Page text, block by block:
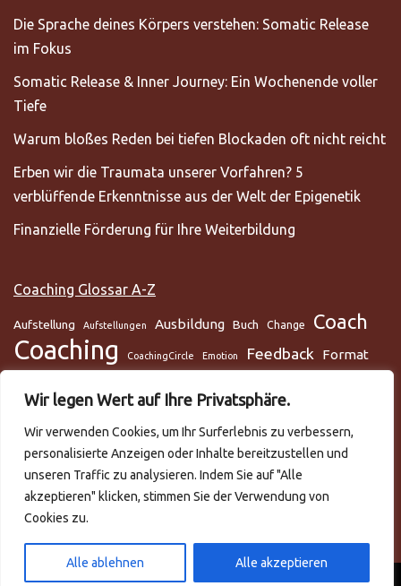
Wir legen Wert auf Ihre Privatsphäre.
Wir verwenden Cookies, um Ihr Surferlebnis zu verbessern,
personalisierte Anzeigen oder Inhalte bereitzustellen und
unseren Traffic zu analysieren. Indem Sie auf "Alle
akzeptieren" klicken, stimmen Sie der Verwendung von
Cookies zu.
Alle ablehnen Alle akzeptieren
Die Sprache deines Körpers verstehen: Somatic Release
im Fokus
Somatic Release & Inner Journey: Ein Wochenende voller
Tiefe
Warum bloßes Reden bei tiefen Blockaden oft nicht reicht
Erben wir die Traumata unserer Vorfahren? 5
verblüffende Erkenntnisse aus der Welt der Epigenetik
Finanzielle Förderung für Ihre Weiterbildung
Coaching Glossar A-Z
Aufstellung Aufstellungen Ausbildung Buch Change Coach
Coaching CoachingCircle Emotion Feedback Format
Glaubenssysteme Loslassen Lunge Lösungsorientiert Meditation
Mental mentale Gesundheit Mentaltraining Metamodell
NLP Practitioner Rapport Selbstmanagement
Somatic Release Stress Systemisch
systemische Aufstellungen
Trauer Trauma VAKOG Verhalten Video Zeitmanagement Ziele
Neve| Präsentiert vonWordPress